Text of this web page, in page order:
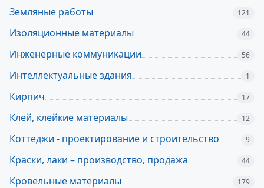
Земляные работы 121
Изоляционные материалы 44
Инженерные коммуникации 56
Интеллектуальные здания 1
Кирпич 17
Клей, клейкие материалы 12
Коттеджи - проектирование и строительство 9
Краски, лаки – производство, продажа 44
Кровельные материалы 179